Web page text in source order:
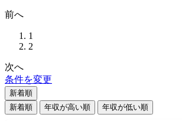
前へ
1
2
次へ
条件を変更
新着順
新着順
年収が高い順 年収が低い順